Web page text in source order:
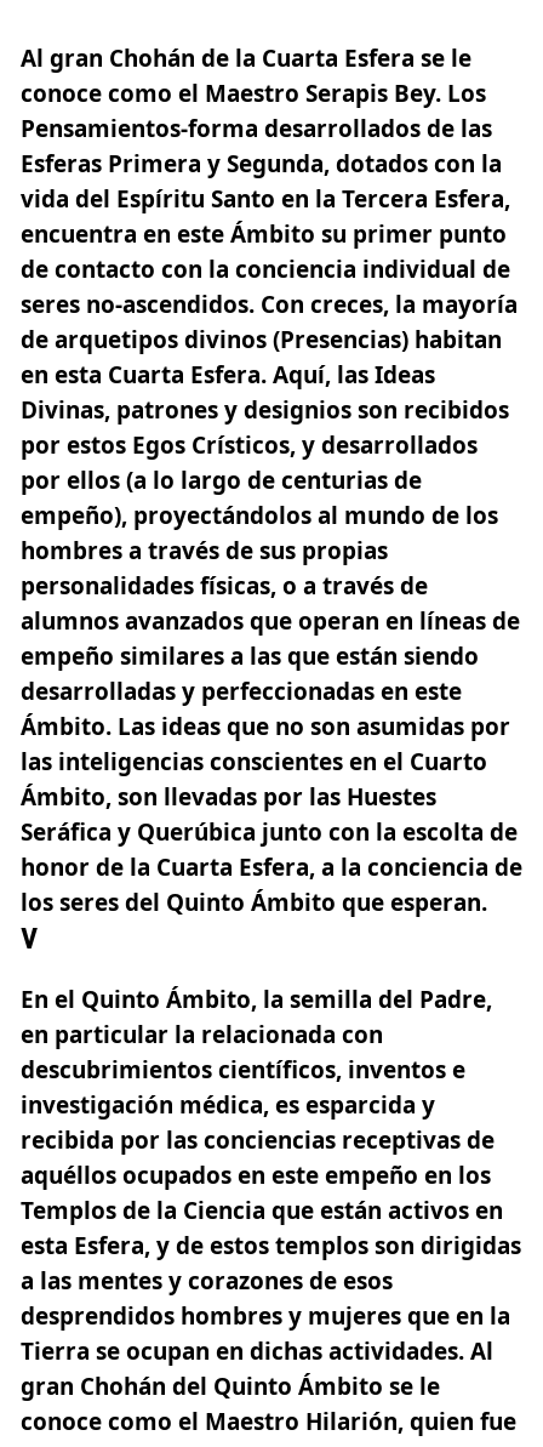
Al gran Chohán de la Cuarta Esfera se le
conoce como el Maestro Serapis Bey. Los
Pensamientos-forma desarrollados de las
Esferas Primera y Segunda, dotados con la
vida del Espíritu Santo en la Tercera Esfera,
encuentra en este Ámbito su primer punto
de contacto con la conciencia individual de
seres no-ascendidos. Con creces, la mayoría
de arquetipos divinos (Presencias) habitan
en esta Cuarta Esfera. Aquí, las Ideas
Divinas, patrones y designios son recibidos
por estos Egos Crísticos, y desarrollados
por ellos (a lo largo de centurias de
empeño), proyectándolos al mundo de los
hombres a través de sus propias
personalidades físicas, o a través de
alumnos avanzados que operan en líneas de
empeño similares a las que están siendo
desarrolladas y perfeccionadas en este
Ámbito. Las ideas que no son asumidas por
las inteligencias conscientes en el Cuarto
Ámbito, son llevadas por las Huestes
Seráfica y Querúbica junto con la escolta de
honor de la Cuarta Esfera, a la conciencia de
los seres del Quinto Ámbito que esperan.
V
En el Quinto Ámbito, la semilla del Padre,
en particular la relacionada con
descubrimientos científicos, inventos e
investigación médica, es esparcida y
recibida por las conciencias receptivas de
aquéllos ocupados en este empeño en los
Templos de la Ciencia que están activos en
esta Esfera, y de estos templos son dirigidas
a las mentes y corazones de esos
desprendidos hombres y mujeres que en la
Tierra se ocupan en dichas actividades. Al
gran Chohán del Quinto Ámbito se le
conoce como el Maestro Hilarión, quien fue